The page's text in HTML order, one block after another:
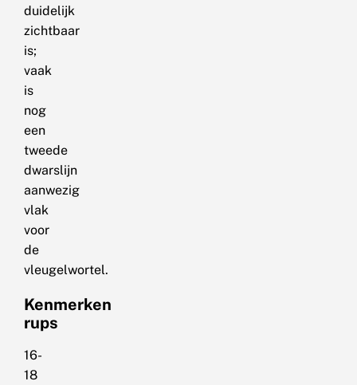
duidelijk
zichtbaar
is;
vaak
is
nog
een
tweede
dwarslijn
aanwezig
vlak
voor
de
vleugelwortel.
Kenmerken
rups
16-
18